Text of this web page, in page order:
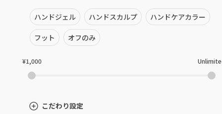
白石区・厚別区・清田区
すすきの・市電沿線
室蘭・登別・苫小牧
ハンドジェル ハンドスカルプ ハンドケアカラー
フット オフのみ
¥1,000
こだわり設定